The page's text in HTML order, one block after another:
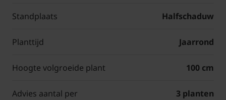
Standplaats Halfschaduw
Planttijd Jaarrond
Hoogte volgroeide plant 100 cm
Advies aantal per 3 planten